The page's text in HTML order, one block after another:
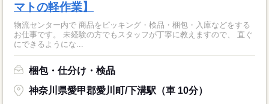
マトの軽作業】
物流センター内で 商品をピッキング・検品・梱包・入庫などをする
お仕事です。 未経験の方でもスタッフが丁寧に教えますので、 直ぐ
にできるようにな...
梱包・仕分け・検品
神奈川県愛甲郡愛川町/下溝駅（車 10分）